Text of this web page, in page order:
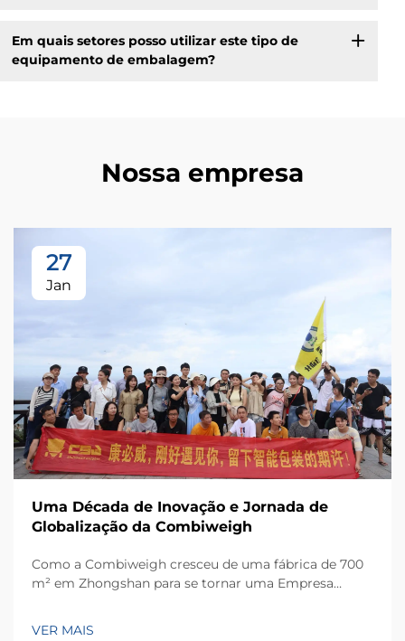
Em quais setores posso utilizar este tipo de
equipamento de embalagem?
Nossa empresa
27
Jan
Uma Década de Inovação e Jornada de
Globalização da Combiweigh
Como a Combiweigh cresceu de uma fábrica de 700
m² em Zhongshan para se tornar uma Empresa
VER MAIS